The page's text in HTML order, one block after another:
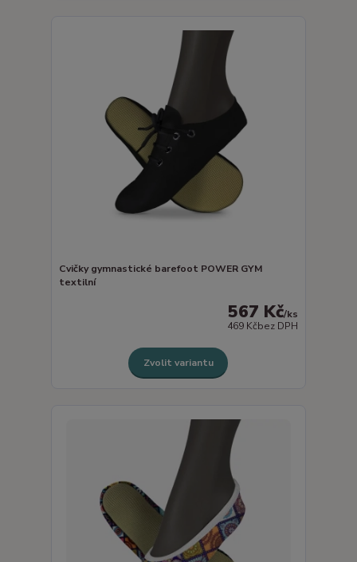
Cvičky gymnastické barefoot POWER GYM
textilní
567 Kč/ks
469 Kčbez DPH
Zvolit variantu